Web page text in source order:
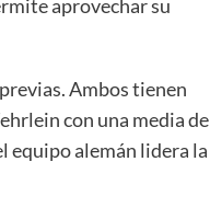
aprovechar su
Ambos tienen
con una media de
equipo alemán lidera la